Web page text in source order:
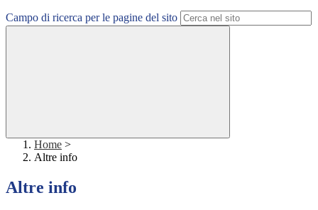
Campo di ricerca per le pagine del sito
Home >
Altre info
Altre info